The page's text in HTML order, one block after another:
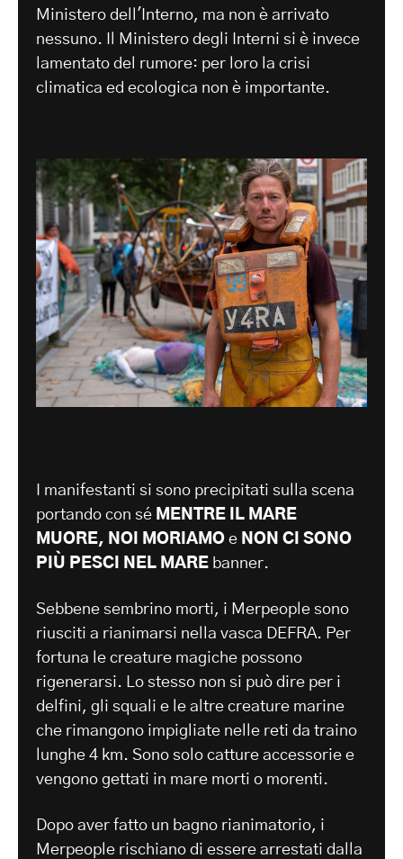
Ministero dell'Interno, ma non è arrivato
nessuno. Il Ministero degli Interni si è invece
lamentato del rumore: per loro la crisi
climatica ed ecologica non è importante.
I manifestanti si sono precipitati sulla scena
portando con sé MENTRE IL MARE
MUORE, NOI MORIAMO e NON CI SONO
PIÙ PESCI NEL MARE banner.
Sebbene sembrino morti, i Merpeople sono
riusciti a rianimarsi nella vasca DEFRA. Per
fortuna le creature magiche possono
rigenerarsi. Lo stesso non si può dire per i
delfini, gli squali e le altre creature marine
che rimangono impigliate nelle reti da traino
lunghe 4 km. Sono solo catture accessorie e
vengono gettati in mare morti o morenti.
Dopo aver fatto un bagno rianimatorio, i
Merpeople rischiano di essere arrestati dalla